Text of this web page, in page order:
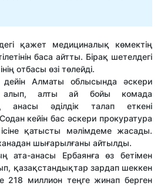
қажет медициналық көмектің
баса айтты. Бірақ шетелдегі
отбасы өзі төлейді.
дейін Алматы облысында әскери
алып, алты ай бойы комада
анасы әділдік талап еткені
кейін бас әскери прокуратура
қатысты мәлімдеме жасады.
шығарылғаны айтылды.
ата-анасы Ербаянға өз бетімен
қазақстандықтар зардап шеккен
218 миллион теңге жинап берген